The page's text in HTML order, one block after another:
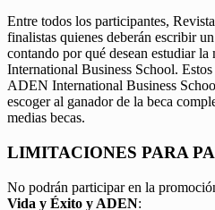
Entre todos los participantes,
finalistas quienes deberán escribir un
contando por qué desean estudiar
International Business School.
ADEN International Business
escoger al ganador de la beca
medias becas.
LIMITACIONES PARA
No podrán participar en la
Vida y Éxito y ADEN: